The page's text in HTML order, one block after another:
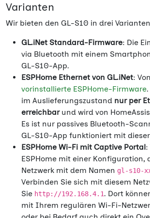
Varianten
Wir bieten den GL-S10 in drei
GL.iNet Standard-Firmware: Die
via Bluetooth mit einem
GL-S10-App.
ESPHome Ethernet von GL.iNet:
vorinstallierte ESPHome-Firmware
im Auslieferungszustand nur per
erreichbarund wird von
Es ist nur passives Bluetooth-
GL-S10-App funktioniert mit
ESPHome Wi-Fi mit Captive Portal:
ESPHome mit einer Konfiguration,
Netzwerk mit dem Namen gl-s10-
Verbinden Sie sich mit diesem
Sie http://192.168.4.1. Dort
mit Ihrem regulären Wi-Fi-